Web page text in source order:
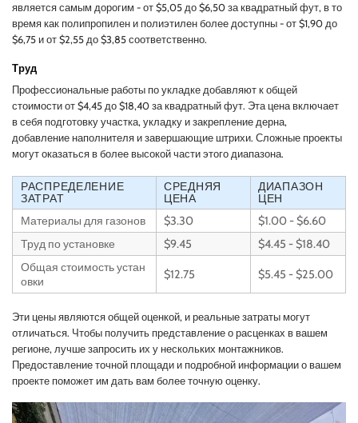
является самым дорогим - от $5,05 до $6,50 за квадратный фут, в то
время как полипропилен и полиэтилен более доступны - от $1,90 до
$6,75 и от $2,55 до $3,85 соответственно.
Труд
Профессиональные работы по укладке добавляют к общей
стоимости от $4,45 до $18,40 за квадратный фут. Эта цена включает
в себя подготовку участка, укладку и закрепление дерна,
добавление наполнителя и завершающие штрихи. Сложные проекты
могут оказаться в более высокой части этого диапазона.
РАСПРЕДЕЛЕНИЕ
ЗАТРАТ
СРЕДНЯЯ
ЦЕНА
ДИАПАЗОН
ЦЕН
Материалы для газонов
$3.30
$1.00 - $6.60
Труд по установке
$9.45
$4.45 - $18.40
Общая стоимость устан
овки
$12.75 $5.45 - $25.00
Эти цены являются общей оценкой, и реальные затраты могут
отличаться. Чтобы получить представление о расценках в вашем
регионе, лучше запросить их у нескольких монтажников.
Предоставление точной площади и подробной информации о вашем
проекте поможет им дать вам более точную оценку.